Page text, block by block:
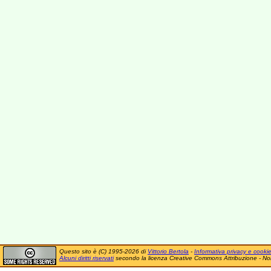
Questo sito è (C) 1995-2026 di Vittorio Bertola - Informativa privacy e cookie
Alcuni diritti riservatisecondo la licenza Creative Commons Attribuzione -